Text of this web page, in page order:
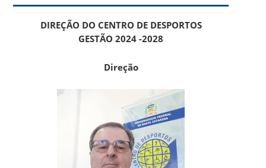
DIREÇÃO DO CENTRO DE DESPORTOS
GESTÃO 2024 -2028
Direção